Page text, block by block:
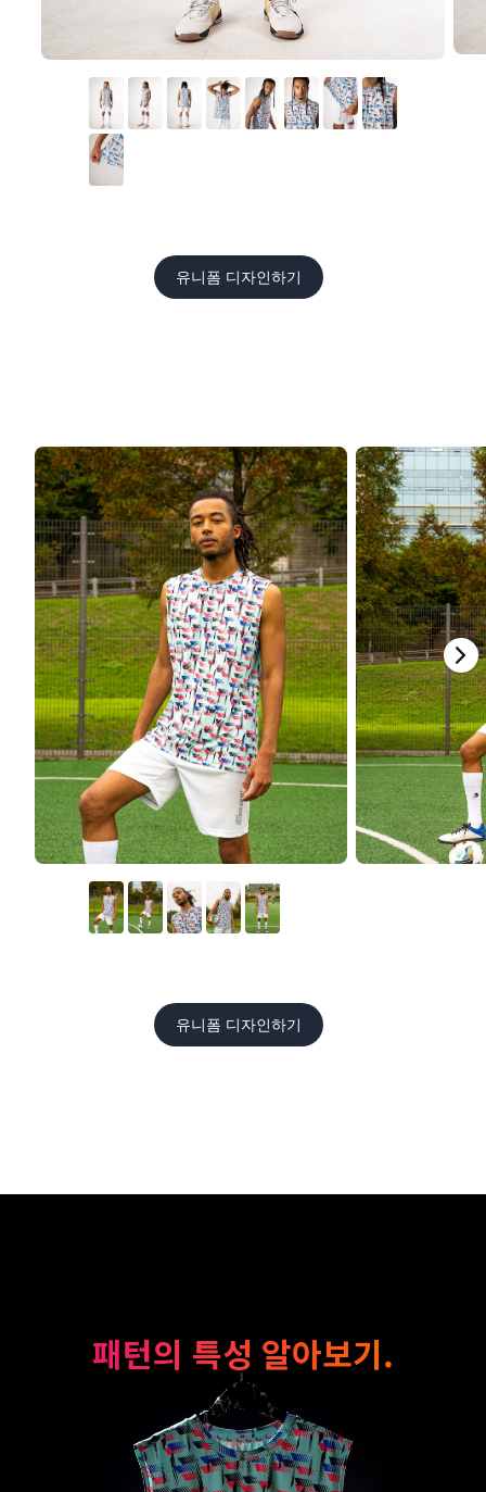
유니폼 디자인하기
유니폼 디자인하기
패턴의 특성 알아보기.